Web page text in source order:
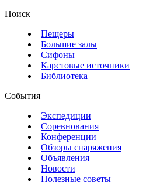
Поиск
Пещеры
Большие залы
Сифоны
Карстовые источники
Библиотека
События
Экспедиции
Соревнования
Конференции
Обзоры снаряжения
Объявления
Новости
Полезные советы